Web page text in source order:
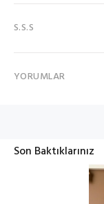
S.S.S
YORUMLAR
Son Baktıklarınız